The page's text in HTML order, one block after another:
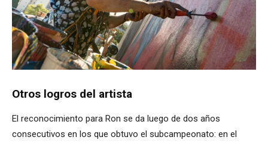
Otros logros del artista
El reconocimiento para Ron se da luego de dos años
consecutivos en los que obtuvo el subcampeonato: en el